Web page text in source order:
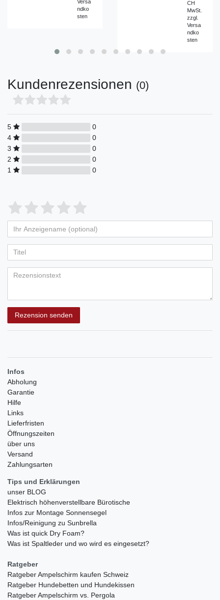
Versa
ndko
sten
CH
MwSt.
zzgl.
Versa
ndko
sten
Kundenrezensionen (0)
5
0
4
0
3
0
2
0
1
0
Bewertungssterne
von
5
Bewertungssternen
4
von
5
Bewertungssternen
3
von
5
Bewertungssternen
2
von
5
Bewertungssternen
1
von
5
Bewertungssternen
Anzeigename
(optional)
Rezension senden
Infos
Abholung
Garantie
Hilfe
Links
Lieferfristen
Öffnungszeiten
über uns
Versand
Zahlungsarten
Tips und Erklärungen
unser BLOG
Elektrisch höhenverstellbare Bürotische
Infos zur Montage Sonnensegel
Infos/Reinigung zu Sunbrella
Was ist quick Dry Foam?
Was ist Spaltleder und wo wird es eingesetzt?
Ratgeber
Ratgeber Ampelschirm kaufen Schweiz
Ratgeber Hundebetten und Hundekissen
Ratgeber Ampelschirm vs. Pergola